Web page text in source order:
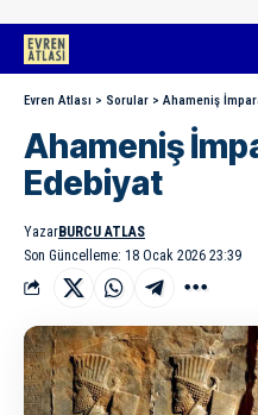
Evren Atlası > Sorular > Ahameniş
Ahameniş
Edebiyat
Son Güncelleme: 18 Ocak 2026 23:39
YazarBURCU ATLAS